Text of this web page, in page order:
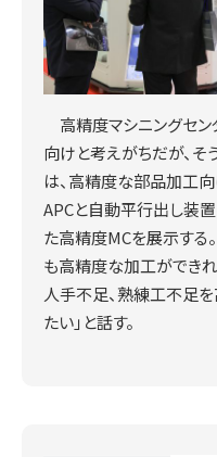
高精度マシニングセン
向けと考えがちだが、そ
は、高精度な部品加工
APCと自動平行出し装
た高精度MCを展示する
も高精度な加工ができ
人手不足、熟練工不足
たい」と話す。